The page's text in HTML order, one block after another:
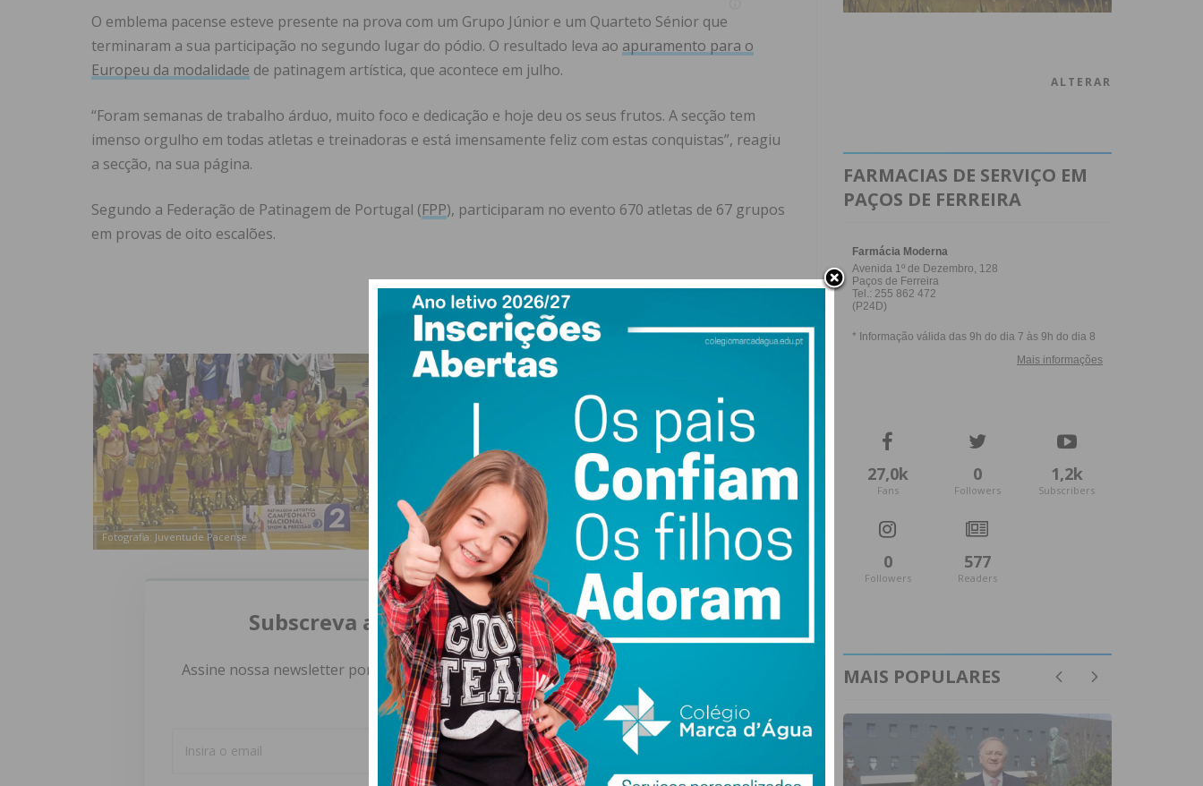
O emblema pacense esteve presente na prova com um Grupo Júnior e um Quarteto Sénior que
terminaram a sua participação no segundo lugar do pódio. O resultado leva ao apuramento para o
Europeu da modalidade de patinagem artística, que acontece em julho.
“Foram semanas de trabalho árduo, muito foco e dedicação e hoje deu os seus frutos. A secção tem
imenso orgulho em todas atletas e treinadoras e está imensamente feliz com estas conquistas”, reagiu
a secção, na sua página.
Segundo a Federação de Patinagem de Portugal (FPP), participaram no evento 670 atletas de 67 grupos
em provas de oito escalões.
VIEW AS LIST SLIDESHOW
Fotografia: Juventude Pacense Fotografia: Juventude Pacense
Subscreva a newsletter do Imediato
Assine nossa newsletter por e-mail e obtenha de forma regular a informação
atualizada.
ALTERAR
FARMACIAS DE SERVIÇO EM
PAÇOS DE FERREIRA
27,0k
Fans
0
Followers
1,2k
Subscribers
0
Followers
577
Readers
MAIS POPULARES